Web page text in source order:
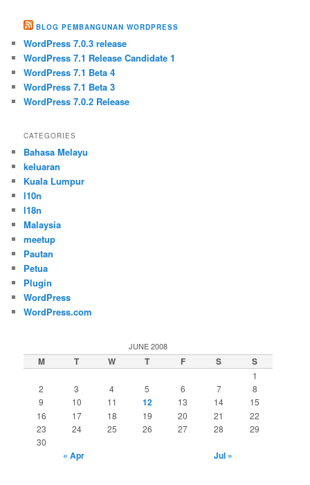
BLOG PEMBANGUNAN WORDPRESS
WordPress 7.0.3 release
WordPress 7.1 Release Candidate 1
WordPress 7.1 Beta 4
WordPress 7.1 Beta 3
WordPress 7.0.2 Release
CATEGORIES
Bahasa Melayu
keluaran
Kuala Lumpur
l10n
l18n
Malaysia
meetup
Pautan
Petua
Plugin
WordPress
WordPress.com
JUNE 2008
M T W T F S S
1
2
3 4 5 6 7
8
9
10 11 12 13 14
15
16
17 18 19 20 21
22
23
24 25 26 27 28
29
30
« Apr Jul »